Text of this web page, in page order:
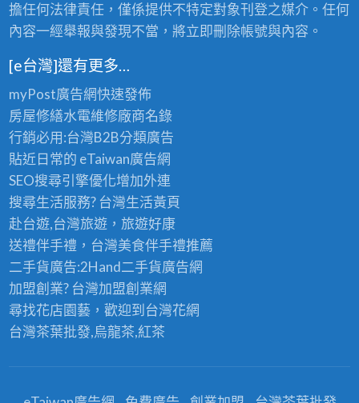
擔任何法律責任，僅係提供不特定對象刊登之媒介。任何
內容一經舉報與發現不當，將立即刪除帳號與內容。
[e台灣]還有更多…
myPost廣告網快速發佈
房屋修繕水電維修廠商名錄
行銷必用:台灣B2B分類廣告
貼近日常的 eTaiwan廣告網
SEO搜尋引擎優化增加外連
搜尋生活服務? 台灣生活黃頁
赴台遊,台灣旅遊，旅遊好康
送禮伴手禮，台灣美食伴手禮推薦
二手貨廣告:2Hand二手貨廣告網
加盟創業? 台灣加盟創業網
尋找花店園藝，歡迎到台灣花網
台灣茶葉批發,烏龍茶,紅茶